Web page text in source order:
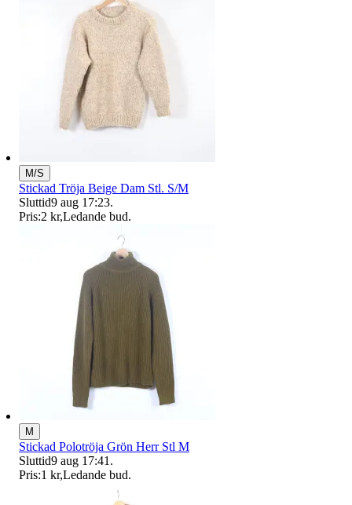
M/S
Stickad Tröja Beige Dam Stl. S/M
Sluttid9 aug 17:23.
Pris:2 kr,Ledande bud.
M
Stickad Polotröja Grön Herr Stl M
Sluttid9 aug 17:41 .
Pris:1 kr,Ledande bud.